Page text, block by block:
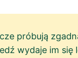
próbują
wydaje im się